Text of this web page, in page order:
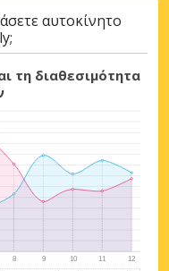
αυτοκίνητο
τη διαθεσιμότητα